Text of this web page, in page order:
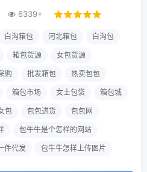
6339+
白沟箱包 河北箱包 白沟包
箱包货源 女包货源
购 批发箱包 热卖包包
箱包市场 女士包袋 箱包城
包 包包进货 包包网
包牛牛是个怎样的网站
件代发 包牛牛怎样上传图片